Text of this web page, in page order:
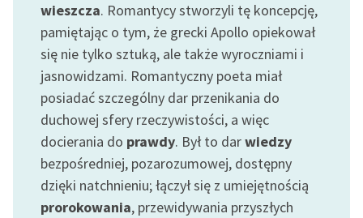
twórców przechodzących
do domeny publicznej,
lektur szkolnych oraz
Starego Testamentu
Odkurzamy bohaterów
Szkoła Poezji Wolnych
O nas
wieszcza. Romantycy stworzyli tę koncepcję,
pamiętając o tym, że grecki Apollo opiekował
się nie tylko sztuką, ale także wyroczniami i
jasnowidzami. Romantyczny poeta miał
posiadać szczególny dar przenikania do
duchowej sfery rzeczywistości, a więc
docierania do prawdy. Był to darwiedzy
bezpośredniej, pozarozumowej, dostępny
dzięki natchnieniu; łączył się z umiejętnością
prorokowania, przewidywania przyszłych